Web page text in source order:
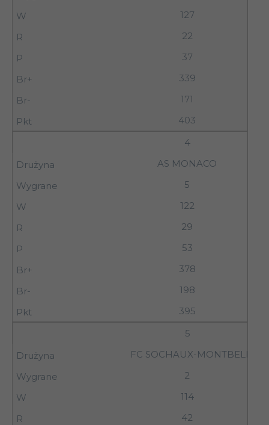
127
22
37
339
171
403
4
AS MONACO
5
122
29
53
378
198
395
5
FC SOCHAUX-MONTBELIARD
2
114
42